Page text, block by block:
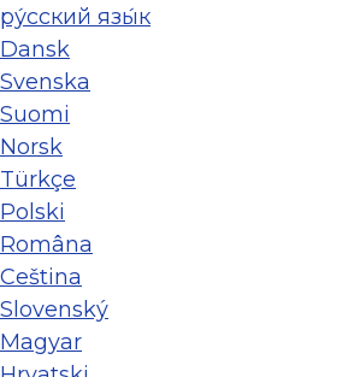
ру́сский язы́к
Dansk
Svenska
Suomi
Norsk
Türkçe
Polski
Româna
Ceština
Slovenský
Magyar